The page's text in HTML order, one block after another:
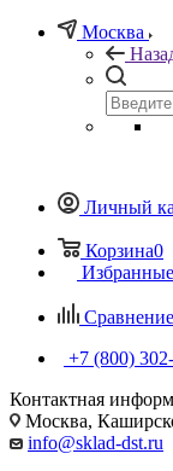
Москва
Личный
Корзина0
+7 (800)
Контактная
Москва,
info@sklad-dst.ru